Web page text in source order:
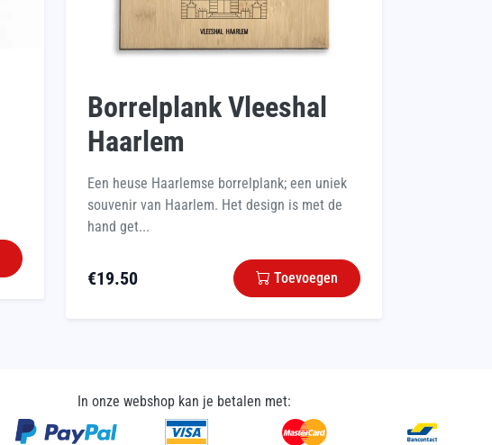
Borrelplank Vleeshal
Haarlem
Een heuse Haarlemse borrelplank; een uniek
souvenir van Haarlem. Het design is met de
hand get...
€19.50 Toevoegen
In onze webshop kan je betalen met: